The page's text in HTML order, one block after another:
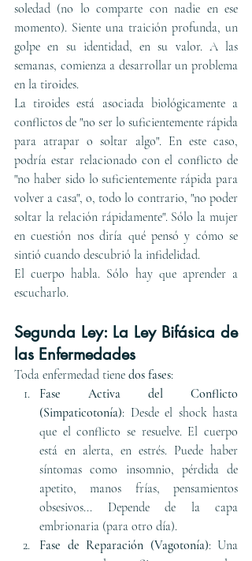
soledad (no lo comparte con nadie en ese
momento). Siente una traición profunda, un
golpe en su identidad, en su valor. A las
semanas, comienza a desarrollar un problema
en la tiroides.
La tiroides está asociada biológicamente a
conflictos de "no ser lo suficientemente rápida
para atrapar o soltar algo". En este caso,
podría estar relacionado con el conflicto de
"no haber sido lo suficientemente rápida para
volver a casa", o, todo lo contrario, "no poder
soltar la relación rápidamente". Sólo la mujer
en cuestión nos diría qué pensó y cómo se
sintió cuando descubrió la infidelidad.
El cuerpo habla. Sólo hay que aprender a
escucharlo.
Segunda Ley: La Ley Bifásica de
las Enfermedades
Toda enfermedad tiene dos fases:
Fase Activa del Conflicto
(Simpaticotonía): Desde el shock hasta
que el conflicto se resuelve. El cuerpo
está en alerta, en estrés. Puede haber
síntomas como insomnio, pérdida de
apetito, manos frías, pensamientos
obsesivos... Depende de la capa
embrionaria (para otro día).
Fase de Reparación (Vagotonía): Una